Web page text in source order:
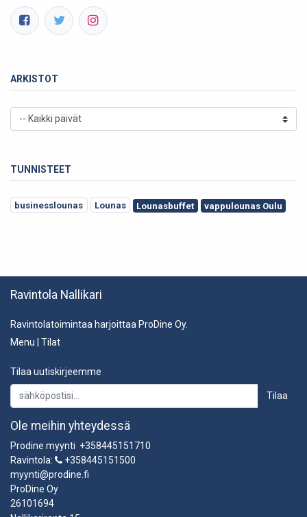
ARKISTOT
TUNNISTEET
businesslounas Lounas Lounasbuffet vappulounas Oulu
Ravintola Nallikari
Ravintolatoimintaa harjoittaa ProDine Oy.
Menu
Tilat
Tilaa uutiskirjeemme
Tilaa
Ole meihin yhteydessä
Prodine myynti +358445151710
Ravintola:
+358445151500
myynti@prodine.fi
ProDine Oy
26101694